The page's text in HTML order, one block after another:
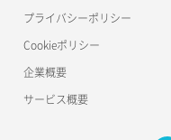
ポート詳細取得
ロードバランサー更新
ロードバランサー詳細取得
ロードバランサー追加
プライバシーポリシー
Cookieポリシー
企業概要
サービス概要